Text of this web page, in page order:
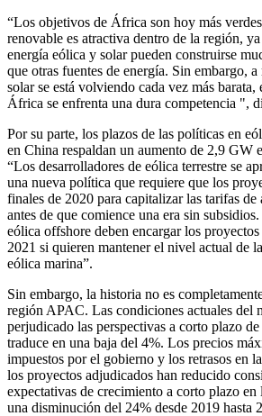
“Los objetivos de África son hoy más
renovable es atractiva dentro de la región,
energía eólica y solar pueden construirse
que otras fuentes de energía. Sin embargo,
solar se está volviendo cada vez más
África se enfrenta una dura competencia ",
Por su parte, los plazos de las políticas en
en China respaldan un aumento de 2,9 GW
“Los desarrolladores de eólica terrestre se
una nueva política que requiere que los
finales de 2020 para capitalizar las tarifas
antes de que comience una era sin
eólica offshore deben encargar los
2021 si quieren mantener el nivel actual de
eólica marina”.
Sin embargo, la historia no es
región APAC. Las condiciones actuales del
perjudicado las perspectivas a corto plazo
traduce en una baja del 4%. Los precios
impuestos por el gobierno y los retrasos en
los proyectos adjudicados han reducido
expectativas de crecimiento a corto plazo
una disminución del 24% desde 2019 hasta